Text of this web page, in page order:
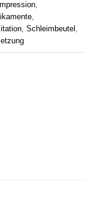
,
,
, Schleimbeutel ,